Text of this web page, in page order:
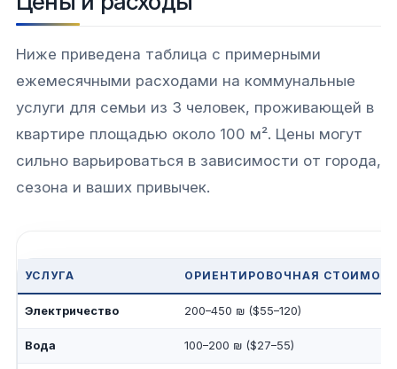
Ниже приведена таблица с примерными
ежемесячными расходами на коммунальные
услуги для семьи из 3 человек, проживающей в
квартире площадью около 100 м². Цены могут
сильно варьироваться в зависимости от города,
сезона и ваших привычек.
УСЛУГА ОРИЕНТИРОВОЧНАЯ
Электричество 200–450 ₪ ($55–120)
Вода 100–200 ₪ ($27–55)